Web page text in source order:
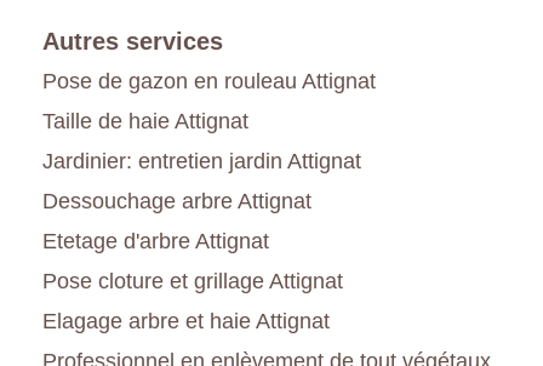
Autres services
Pose de gazon en rouleau Attignat
Taille de haie Attignat
Jardinier: entretien jardin Attignat
Dessouchage arbre Attignat
Etetage d'arbre Attignat
Pose cloture et grillage Attignat
Elagage arbre et haie Attignat
Professionnel en enlèvement de tout végétaux